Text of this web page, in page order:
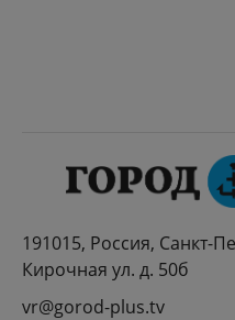
191015, Россия, Санкт-
Кирочная ул. д. 50б
vr@gorod-plus.tv